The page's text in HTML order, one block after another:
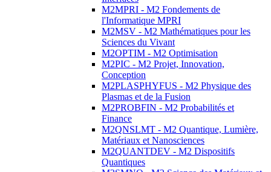
M2MPRI - M2 Fondements de
l'Informatique MPRI
M2MSV - M2 Mathématiques pour les
Sciences du Vivant
M2OPTIM - M2 Optimisation
M2PIC - M2 Projet, Innovation,
Conception
M2PLASPHYFUS - M2 Physique des
Plasmas et de la Fusion
M2PROBFIN - M2 Probabilités et
Finance
M2QNSLMT - M2 Quantique, Lumière,
Matériaux et Nanosciences
M2QUANTDEV - M2 Dispositifs
Quantiques